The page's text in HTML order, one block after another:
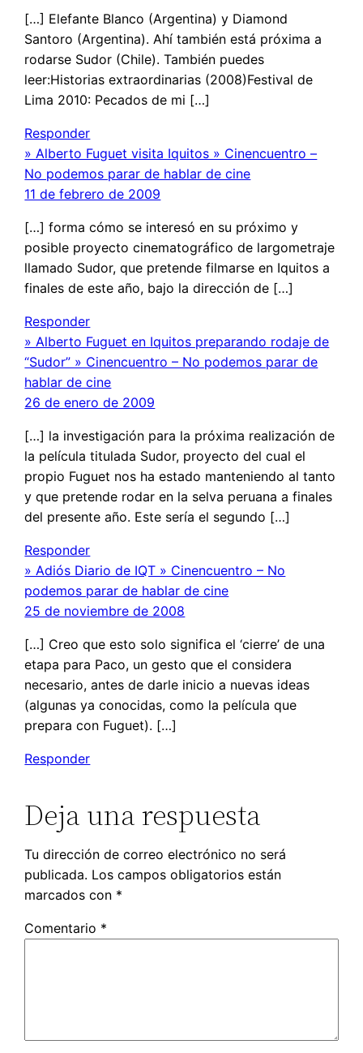
[…] Elefante Blanco (Argentina) y Diamond
Santoro (Argentina). Ahí también está próxima a
rodarse Sudor (Chile). También puedes
leer:Historias extraordinarias (2008)Festival de
Lima 2010: Pecados de mi […]
Responder
» Alberto Fuguet visita Iquitos » Cinencuentro –
No podemos parar de hablar de cine
11 de febrero de 2009
[…] forma cómo se interesó en su próximo y
posible proyecto cinematográfico de largometraje
llamado Sudor, que pretende filmarse en Iquitos a
finales de este año, bajo la dirección de […]
Responder
» Alberto Fuguet en Iquitos preparando rodaje de
“Sudor” » Cinencuentro – No podemos parar de
hablar de cine
26 de enero de 2009
[…] la investigación para la próxima realización de
la película titulada Sudor, proyecto del cual el
propio Fuguet nos ha estado manteniendo al tanto
y que pretende rodar en la selva peruana a finales
del presente año. Este sería el segundo […]
Responder
» Adiós Diario de IQT » Cinencuentro – No
podemos parar de hablar de cine
25 de noviembre de 2008
[…] Creo que esto solo significa el ‘cierre’ de una
etapa para Paco, un gesto que el considera
necesario, antes de darle inicio a nuevas ideas
(algunas ya conocidas, como la película que
prepara con Fuguet). […]
Responder
Deja una respuesta
Tu dirección de correo electrónico no será
publicada. Los campos obligatorios están
marcados con *
Comentario *